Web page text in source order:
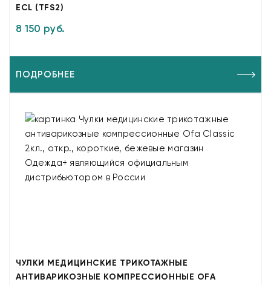
ECL (TFS2)
8 150 руб.
ПОДРОБНЕЕ
ЧУЛКИ МЕДИЦИНСКИЕ ТРИКОТАЖНЫЕ
АНТИВАРИКОЗНЫЕ КОМПРЕССИОННЫЕ OFA